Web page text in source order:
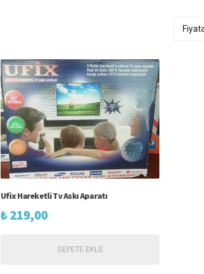
Ufix Hareketli Tv Askı Aparatı
₺219,00
SEPETE EKLE